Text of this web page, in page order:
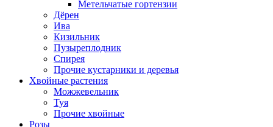
Метельчатые гортензии
Дёрен
Ива
Кизильник
Пузыреплодник
Спирея
Прочие кустарники и деревья
Хвойные растения
Можжевельник
Туя
Прочие хвойные
Розы